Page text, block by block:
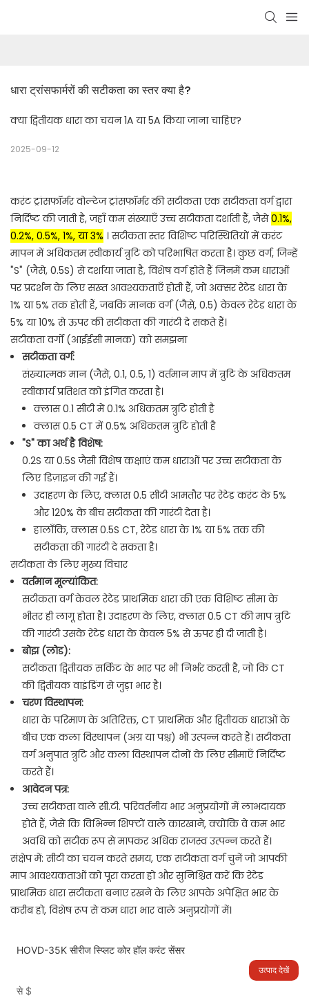
धारा ट्रांसफार्मरों की सटीकता का स्तर क्या है?
क्या द्वितीयक धारा का चयन 1A या 5A किया जाना चाहिए?
2025-09-12
करंट ट्रांसफॉर्मर वोल्टेज ट्रांसफॉर्मर की सटीकता एक सटीकता वर्ग द्वारा
निर्दिष्ट की जाती है, जहाँ कम संख्याएँ उच्च सटीकता दर्शाती हैं, जैसे0.1%,
0.2%, 0.5%, 1%, या 3% । सटीकता स्तर विशिष्ट परिस्थितियों में करंट
मापन में अधिकतम स्वीकार्य त्रुटि को परिभाषित करता है। कुछ वर्ग, जिन्हें
"S" (जैसे, 0.5S) से दर्शाया जाता है, विशेष वर्ग होते हैं जिनमें कम धाराओं
पर प्रदर्शन के लिए सख्त आवश्यकताएँ होती हैं, जो अक्सर रेटेड धारा के
1% या 5% तक होती हैं, जबकि मानक वर्ग (जैसे, 0.5) केवल रेटेड धारा के
5% या 10% से ऊपर की सटीकता की गारंटी दे सकते हैं।
सटीकता वर्गों (आईईसी मानक) को समझना
सटीकता वर्ग:
संख्यात्मक मान (जैसे, 0.1, 0.5, 1) वर्तमान माप में त्रुटि के अधिकतम
स्वीकार्य प्रतिशत को इंगित करता है।
क्लास 0.1 सीटी में 0.1% अधिकतम त्रुटि होती है
क्लास 0.5 CT में 0.5% अधिकतम त्रुटि होती है
"S" का अर्थ है विशेष:
0.2S या 0.5S जैसी विशेष कक्षाएं कम धाराओं पर उच्च सटीकता के
लिए डिज़ाइन की गई हैं।
उदाहरण के लिए, क्लास 0.5 सीटी आमतौर पर रेटेड करंट के 5%
और 120% के बीच सटीकता की गारंटी देता है।
हालाँकि, क्लास 0.5S CT, रेटेड धारा के 1% या 5% तक की
सटीकता की गारंटी दे सकता है।
सटीकता के लिए मुख्य विचार
वर्तमान मूल्यांकित:
सटीकता वर्ग केवल रेटेड प्राथमिक धारा की एक विशिष्ट सीमा के
भीतर ही लागू होता है। उदाहरण के लिए, क्लास 0.5 CT की माप त्रुटि
की गारंटी उसके रेटेड धारा के केवल 5% से ऊपर ही दी जाती है।
बोझ (लोड):
सटीकता द्वितीयक सर्किट के भार पर भी निर्भर करती है, जो कि CT
की द्वितीयक वाइंडिंग से जुड़ा भार है।
चरण विस्थापन:
धारा के परिमाण के अतिरिक्त, CT प्राथमिक और द्वितीयक धाराओं के
बीच एक कला विस्थापन (अग्र या पश्च) भी उत्पन्न करते हैं। सटीकता
वर्ग अनुपात त्रुटि और कला विस्थापन दोनों के लिए सीमाएँ निर्दिष्ट
करते हैं।
आवेदन पत्र:
उच्च सटीकता वाले सी.टी. परिवर्तनीय भार अनुप्रयोगों में लाभदायक
होते हैं, जैसे कि विभिन्न शिफ्टों वाले कारखाने, क्योंकि वे कम भार
अवधि को सटीक रूप से मापकर अधिक राजस्व उत्पन्न करते हैं।
संक्षेप में: सीटी का चयन करते समय, एक सटीकता वर्ग चुनें जो आपकी
माप आवश्यकताओं को पूरा करता हो और सुनिश्चित करें कि रेटेड
प्राथमिक धारा सटीकता बनाए रखने के लिए आपके अपेक्षित भार के
करीब हो, विशेष रूप से कम धारा भार वाले अनुप्रयोगों में।
HOVD-35K सीरीज स्प्लिट कोर हॉल करंट सेंसर
से $
उत्पाद देखें